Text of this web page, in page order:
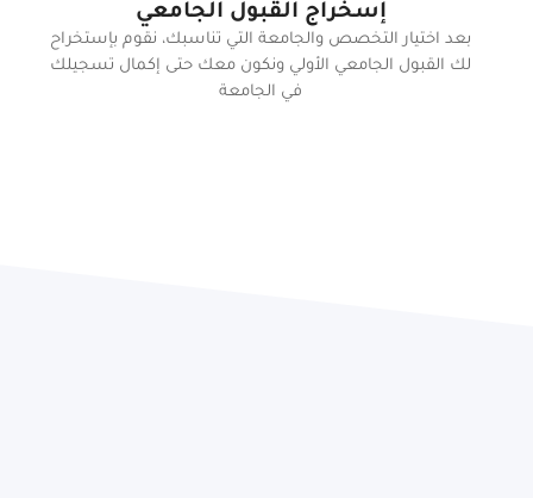
إسخراج القبول الجامعي
بعد اختيار التخصص والجامعة التي تناسبك، نقوم بإستخراح
لك القبول الجامعي الأولي ونكون معك حتى إكمال تسجيلك
في الجامعة